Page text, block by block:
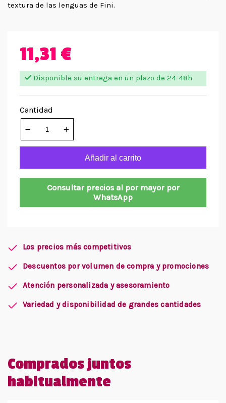
textura de las lenguas de Fini.
11,31 €
Disponible su entrega en un plazo de 24-48h
Cantidad
Añadir al carrito
Consultar precios al por mayor por
WhatsApp
Los precios más competitivos
Descuentos por volumen de compra y promociones
Atención personalizada y asesoramiento
Variedad y disponibilidad de grandes cantidades
Comprados juntos
habitualmente